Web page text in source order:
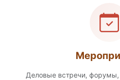
Деловые встречи,